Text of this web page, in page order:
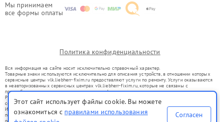
Мы принимаем
все формы оплаты
Политика конфиденциальности
Вся информация на сайте носит исключительно справочный характер.
Товарные знаки используются исключительно для описания устройств, в отношении которых
сервисные центры vlk.liebherr-fixim.ru предоставляют услуги по ремонту. Услуги оказываются
в неавторизованных сервисных центрах vlk.liebherr-fixim.ru, которые не связаны с
правообладателями товарных знаков или их официальными представителями.
Ремонт осуществляется для устройств, уже введенных в гражданский оборот в соответствии
со статьей 1487 ГК РФ.
Использование товарных знаков не преследует цели индивидуализации услуг или введения
потребителей в заблуждение, а служит для информирования о предоставляемых услугах по
Этот сайт использует файлы cookie. Вы можете
ознакомиться с правилами использования
Согласен